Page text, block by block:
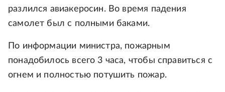
разлился авиакеросин. Во время падения
самолет был с полными баками.
По информации министра, пожарным
понадобилось всего 3 часа, чтобы справиться с
огнем и полностью потушить пожар.